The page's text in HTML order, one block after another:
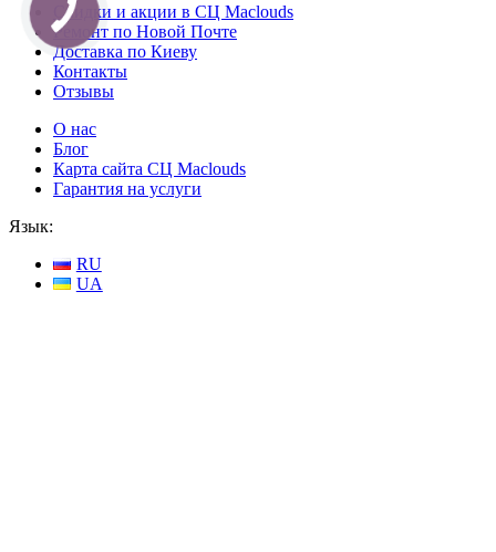
Скидки и акции в СЦ Maclouds
Ремонт по Новой Почте
Доставка по Киеву
Контакты
Отзывы
О нас
Блог
Карта сайта СЦ Maclouds
Гарантия на услуги
Язык:
RU
UA